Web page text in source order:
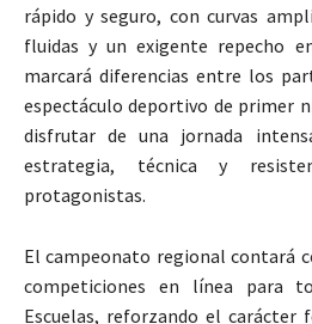
rápido y seguro, con curvas
fluidas y un exigente repecho
marcará diferencias entre los
espectáculo deportivo de primer
disfrutar de una jornada
estrategia, técnica y
protagonistas.
El campeonato regional contará
competiciones en línea para
Escuelas, reforzando el